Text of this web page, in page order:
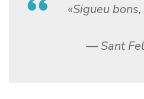
«Sigueu
— Sant